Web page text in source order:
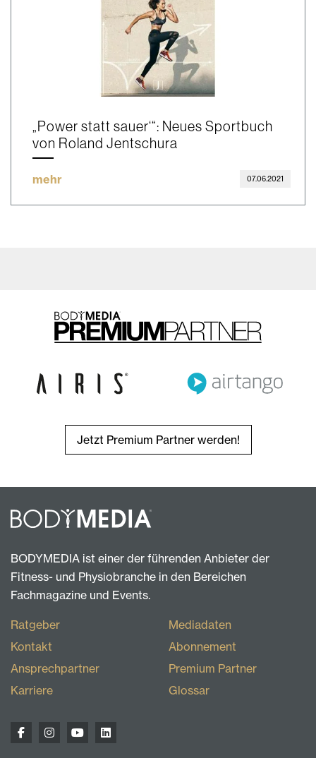
„Power statt sauer‘“: Neues Sportbuch
von Roland Jentschura
mehr 07.06.2021
Jetzt Premium Partner werden!
BODYMEDIA ist einer der führenden Anbieter der
Fitness- und Physiobranche in den Bereichen
Fachmagazine und Events.
Ratgeber
Kontakt
Ansprechpartner
Karriere
Mediadaten
Abonnement
Premium Partner
Glossar